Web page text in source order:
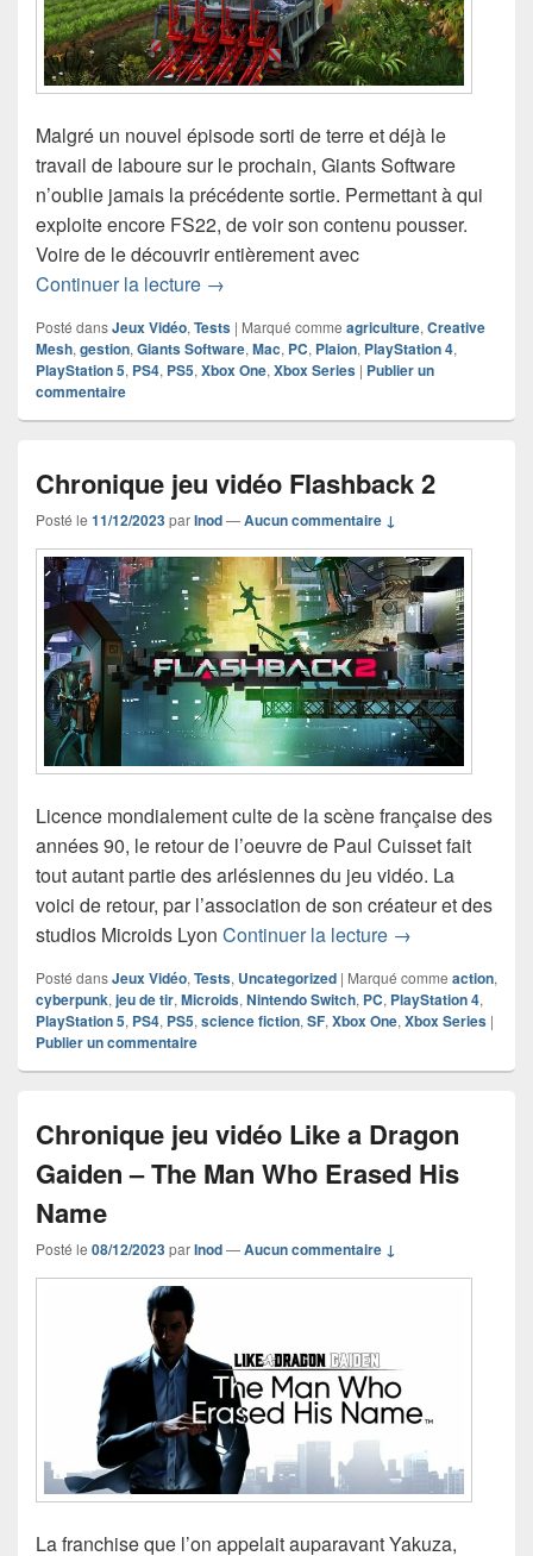
Malgré un nouvel épisode sorti de terre et déjà le
travail de laboure sur le prochain, Giants Software
n’oublie jamais la précédente sortie. Permettant à qui
exploite encore FS22, de voir son contenu pousser.
Voire de le découvrir entièrement avec
Continuer la lecture Chronique jeu vidéo Farming
→
Posté dansJeux Vidéo, Tests | Marqué comme agriculture, Creative
Mesh, gestion, Giants Software, Mac, PC, Plaion, PlayStation 4,
PlayStation 5, PS4, PS5, Xbox One, Xbox Series | Publier un
commentaire
Chronique jeu vidéo Flashback 2
Posté le 11/12/2023parInod—Aucun commentaire ↓
Licence mondialement culte de la scène française des
années 90, le retour de l’oeuvre de Paul Cuisset fait
tout autant partie des arlésiennes du jeu vidéo. La
voici de retour, par l’association de son créateur et des
studios Microids Lyon Continuer la lecture Chronique jeu
→
Posté dansJeux Vidéo, Tests, Uncategorized | Marqué comme action,
cyberpunk, jeu de tir, Microids, Nintendo Switch, PC, PlayStation 4,
PlayStation 5, PS4, PS5, science fiction, SF, Xbox One, Xbox Series |
Publier un commentaire
Chronique jeu vidéo Like a Dragon
Gaiden – The Man Who Erased His
Name
Posté le 08/12/2023parInod—Aucun commentaire ↓
La franchise que l’on appelait auparavant Yakuza,